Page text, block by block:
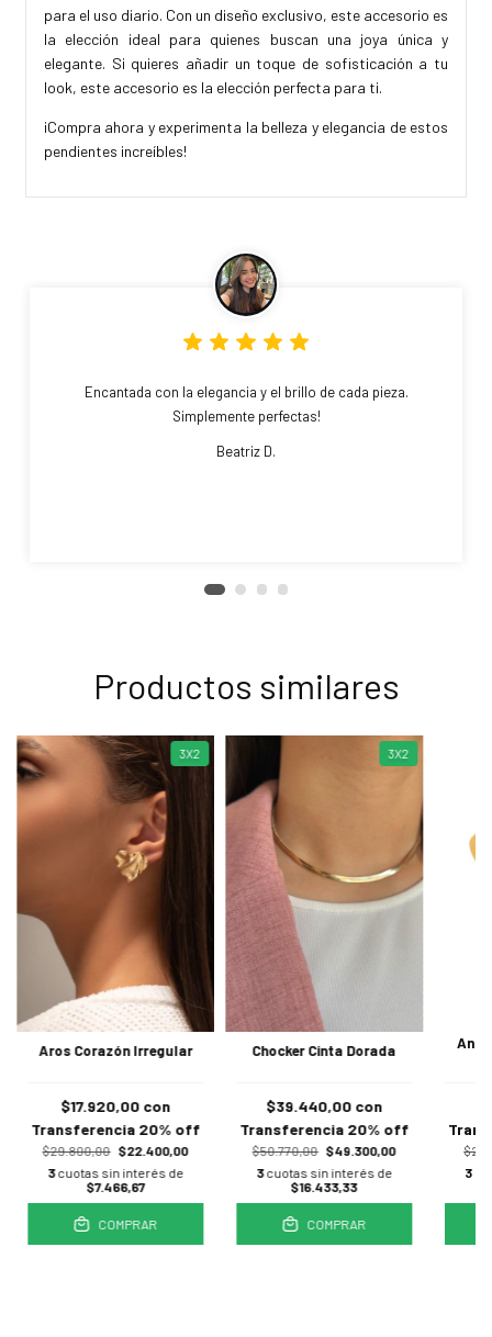
para el uso diario. Con un diseño exclusivo, este accesorio es
la elección ideal para quienes buscan una joya única y
elegante. Si quieres añadir un toque de sofisticación a tu
look, este accesorio es la elección perfecta para ti.
¡Compra ahora y experimenta la belleza y elegancia de estos
pendientes increíbles!
Encantada con la elegancia y el brillo de cada pieza.
Simplemente perfectas!
Beatriz D.
Productos similares
3X2
Aros Corazón Irregular
$29.800,00 $22.400,00
$17.920,00 con
Transferencia 20% off
3 cuotas sin interés de
$7.466,67
COMPRAR
3X2
Chocker Cinta Dorada
$50.770,00 $49.300,00
$39.440,00 con
Transferencia 20% off
3cuotas sin interés de
$16.433,33
COMPRAR
3